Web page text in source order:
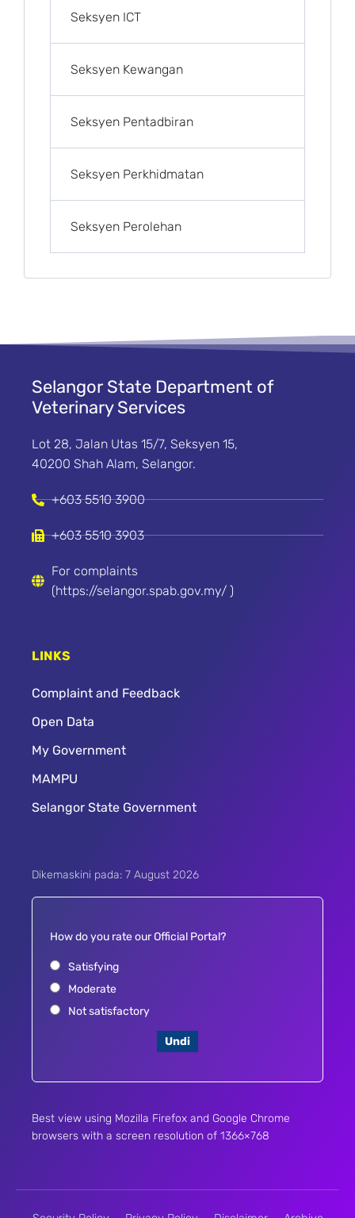
Seksyen ICT
Seksyen Kewangan
Seksyen Pentadbiran
Seksyen Perkhidmatan
Seksyen Perolehan
Selangor State Department of
Veterinary Services
Lot 28, Jalan Utas 15/7, Seksyen 15,
40200 Shah Alam, Selangor.
+603 5510 3900
+603 5510 3903
For complaints
(https://selangor.spab.gov.my/ )
LINKS
Complaint and Feedback
Open Data
My Government
MAMPU
Selangor State Government
Dikemaskini pada: 7 August 2026
How do you rate our Official Portal?
Satisfying
Moderate
Not satisfactory
Undi
Best view using Mozilla Firefox and Google Chrome
browsers with a screen resolution of 1366×768